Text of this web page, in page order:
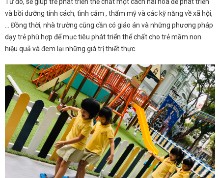
và bồi dưỡng tính cách, tình cảm , thẩm mỹ và các kỹ năng về xã hội,
Đồng thời, nhà trường cũng cần có giáo án và những phương pháp
dạy trẻ phù hợp để mục tiêu phát triển thể chất cho trẻ mầm non
hiệu quả và đem lại những giá trị thiết thực.